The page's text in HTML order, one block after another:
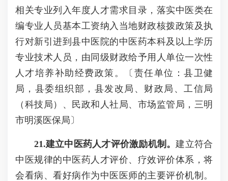
相关专业列入年度人才需求目录，落实中医类在
编专业人员基本工资纳入当地财政核拨政策及执
行对新引进到县中医院的中医药本科及以上学历
专业技术人员，由同级财政给予用人单位一次性
人才培养补助经费政策。〔责任单位：县卫健
局，县委组织部，县发改局、财政局、工信局
（科技局）、民政和人社局、市场监管局，三明
市明溪医保局〕
21.建立中医药人才评价激励机制。建立符合
中医规律的中医药人才评价、疗效评价体系，将
会看病、看好病作为中医医师的主要评价机制。